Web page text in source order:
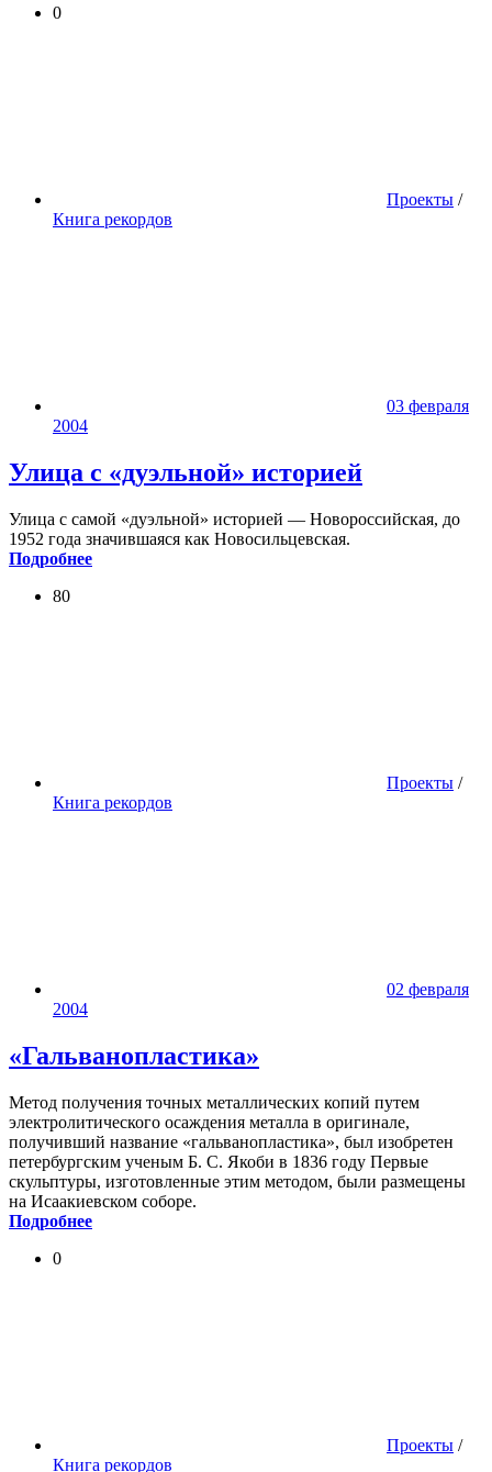
0
Проекты /
Книга рекордов
03 февраля
2004
Улица с «дуэльной» историей
Улица с самой «дуэльной» историей — Новороссийская, до
1952 года значившаяся как Новосильцевская.
Подробнее
80
Проекты /
Книга рекордов
02 февраля
2004
«Гальванопластика»
Метод получения точных металлических копий путем
электролитического осаждения металла в оригинале,
получивший название «гальванопластика», был изобретен
петербургским ученым Б. С. Якоби в 1836 году Первые
скульптуры, изготовленные этим методом, были размещены
на Исаакиевском соборе.
Подробнее
0
Проекты /
Книга рекордов